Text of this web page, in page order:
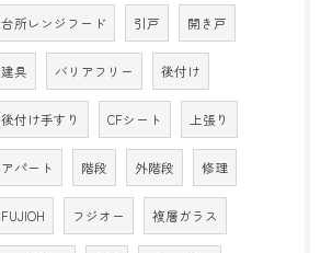
台所レンジフード 引戸 開き戸
建具 バリアフリー 後付け
後付け手すり CFシート 上張り
アパート 階段 外階段 修理
FUJIOH フジオー 複層ガラス